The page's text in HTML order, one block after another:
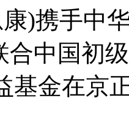
)携手中
合中国初
基金在京